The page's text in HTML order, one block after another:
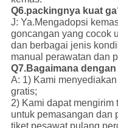
Q6.packingnya kuat
J: Ya.Mengadopsi
goncangan yang cocok
dan berbagai jenis
manual perawatan dan
Q7.Bagaimana
A: 1) Kami
gratis;
2) Kami dapat mengirim
untuk pemasangan dan